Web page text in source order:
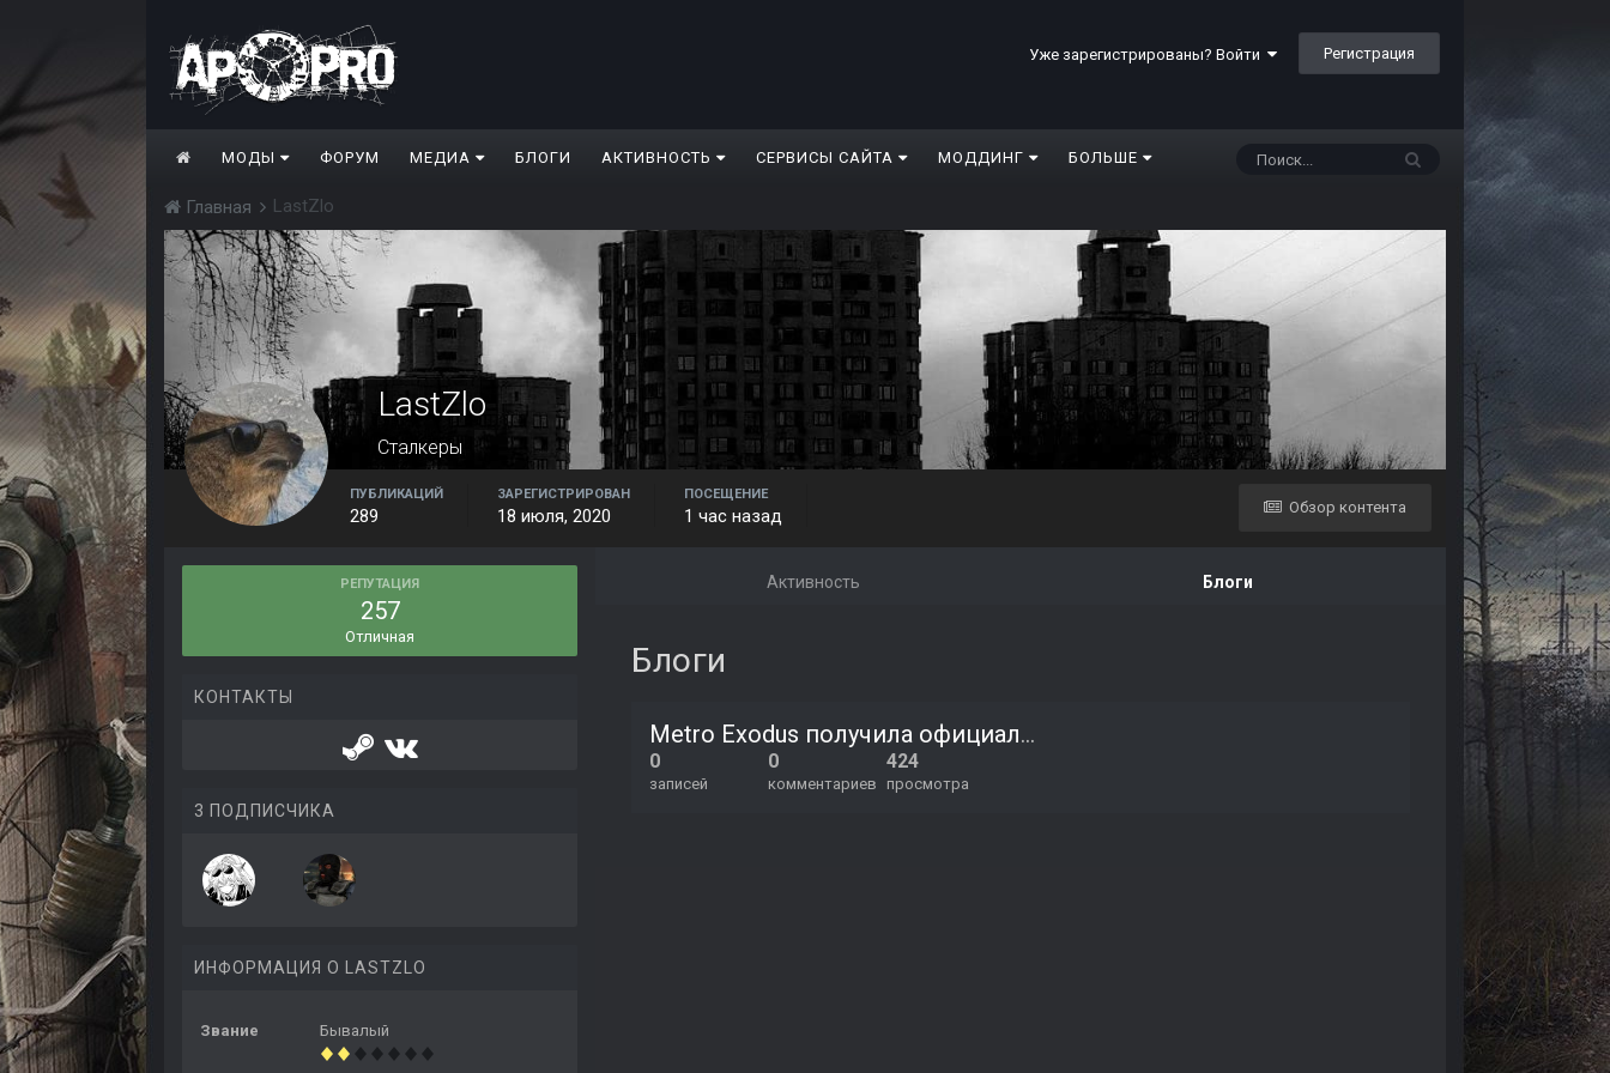
Уже зарегистрированы? Войти Регистрация
МОДЫ ФОРУМ МЕДИА БЛОГИ АКТИВНОСТЬ СЕРВИСЫ САЙТА МОДДИНГ БОЛЬШЕ
Главная LastZlo
LastZlo
Сталкеры
Обзор контента
ПУБЛИКАЦИЙ
289
ЗАРЕГИСТРИРОВАН
18 июля, 2020
ПОСЕЩЕНИЕ
1 час назад
РЕПУТАЦИЯ
257
Отличная
КОНТАКТЫ
3 ПОДПИСЧИКА
ИНФОРМАЦИЯ О LASTZLO
Звание Бывалый
Активность Блоги
Блоги
Metro Exodus получила официальный инструментарий для моддинга.
0
записей
0
комментариев
424
просмотра